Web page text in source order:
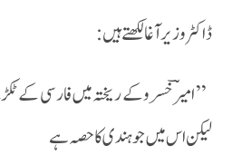
ڈاکٹر وزیر آغا لکھتے ہیں :
’’ امیرؔ خسرو کے ریختہ میں فارسی کے
لیکن اس میں جو ہندی کا حصہ ہے